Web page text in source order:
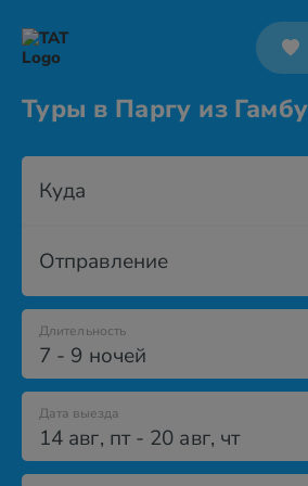
Туры в Паргу из
Куда
Отправление
7 - 9 ночей
Длительность
Дата выезда
14 авг, пт- 20 авг, чт